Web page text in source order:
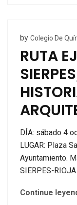
by Colegio De
RUTA
DÍA: sábado 4
LUGAR: Plaza
Ayuntamiento.
SIERPES-
Continue